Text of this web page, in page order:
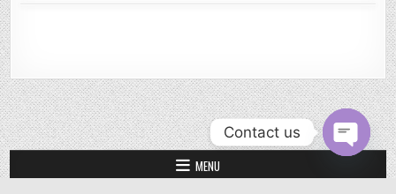
MENU
Contact us
OPEN